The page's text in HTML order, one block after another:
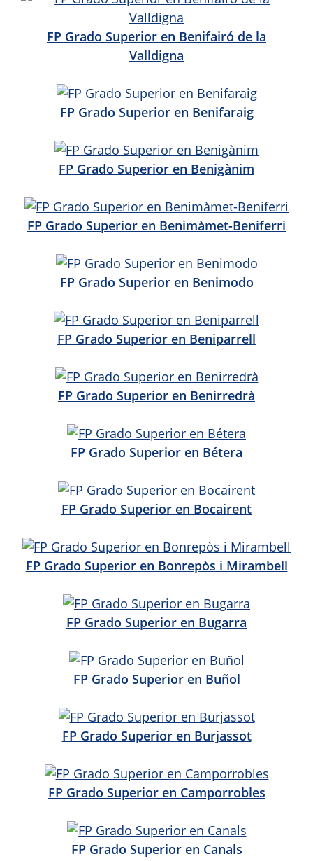
FP Grado Superior en Benifairó de la
Valldigna
FP Grado Superior en Benifaraig
FP Grado Superior en Benigànim
FP Grado Superior en Benimàmet-Beniferri
FP Grado Superior en Benimodo
FP Grado Superior en Beniparrell
FP Grado Superior en Benirredrà
FP Grado Superior en Bétera
FP Grado Superior en Bocairent
FP Grado Superior en Bonrepòs i Mirambell
FP Grado Superior en Bugarra
FP Grado Superior en Buñol
FP Grado Superior en Burjassot
FP Grado Superior en Camporrobles
FP Grado Superior en Canals